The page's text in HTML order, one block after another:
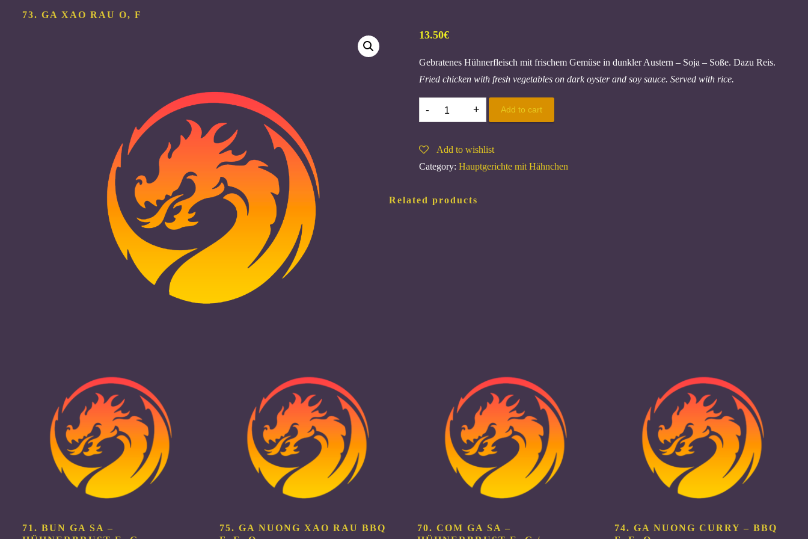
73. GA XAO RAU O, F
13.50€
Gebratenes Hühnerfleisch mit frischem Gemüse in dunkler Austern – Soja – Soße. Dazu Reis.
Fried chicken with fresh vegetables on dark oyster and soy sauce. Served with rice.
GA
RAU
O,
quantity
Add to cart
Add to wishlist
Category:Hauptgerichte mit Hähnchen
Related products
71. BUN GA SA –
75. GA NUONG XAO RAU BBQ
70. COM GA SA –
74. GA NUONG CURRY – BBQ